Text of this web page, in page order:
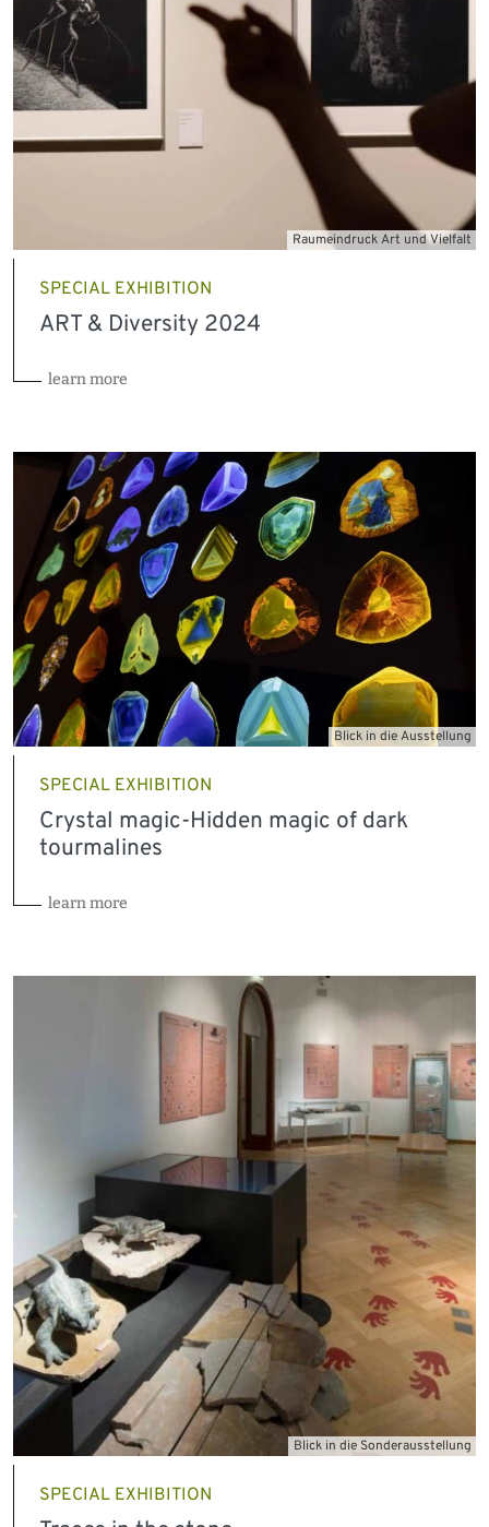
Raumeindruck Art und Vielfalt
SPECIAL EXHIBITION
ART & Diversity 2024
learn more
Blick in die Ausstellung
SPECIAL EXHIBITION
Crystal magic-Hidden magic of dark
tourmalines
learn more
Blick in die Sonderausstellung
SPECIAL EXHIBITION